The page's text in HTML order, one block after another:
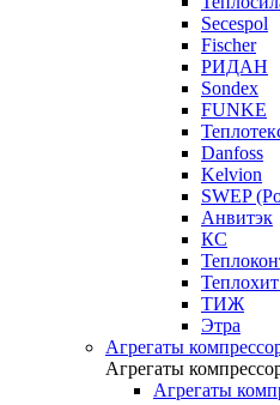
Secespol
Fischer
РИДАН
Sondex
FUNKE
Danfoss
Kelvion
SWEP
Анвитэк
КС
ТИЖ
Этра
Агрегаты
Агрегаты
Агрегаты